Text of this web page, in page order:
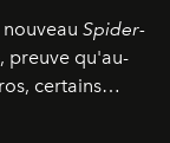
Spider-
preuve qu'au-
certains
intacte.